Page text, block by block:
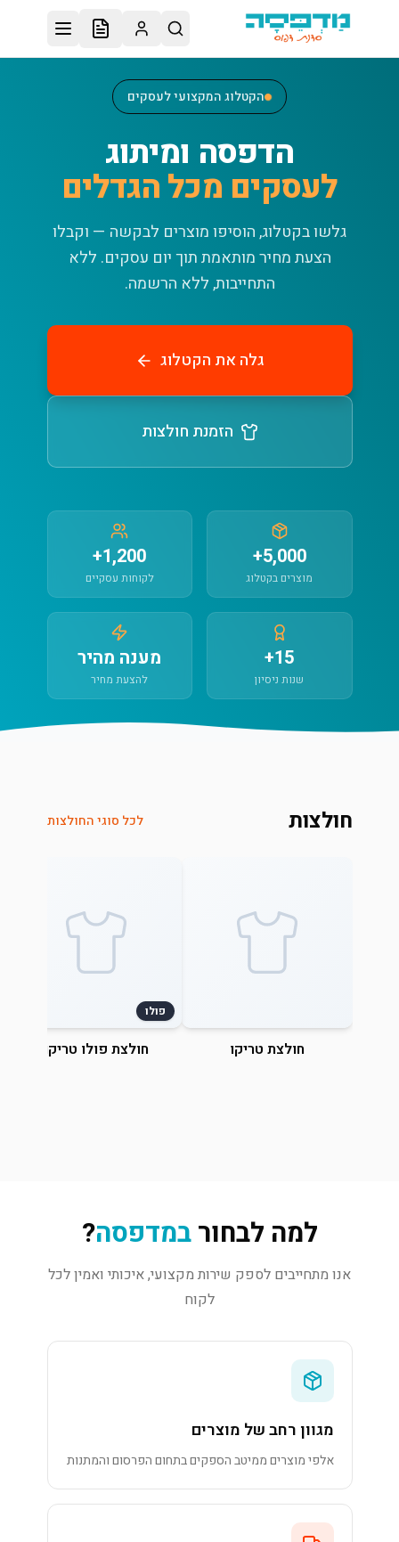
דלג לתוכן הראשי
הקטלוג המקצועי לעסקים
הדפסה ומיתוג
לעסקים מכל הגדלים
גלשו בקטלוג, הוסיפו מוצרים לבקשה — וקבלו
הצעת מחיר מותאמת תוך יום עסקים. ללא
התחייבות, ללא הרשמה.
גלה את הקטלוג
הזמנת חולצות
5,000+
מוצרים בקטלוג
1,200+
לקוחות עסקיים
15+
שנות ניסיון
מענה מהיר
להצעת מחיר
חולצות לכל סוגי החולצות
חולצת טריקו
פולו
חולצת פולו טריקו
למה לבחורבמדפסה?
אנו מתחייבים לספק שירות מקצועי, איכותי ואמין לכל
לקוח
מגוון רחב של מוצרים
אלפי מוצרים ממיטב הספקים בתחום הפרסום והמתנות